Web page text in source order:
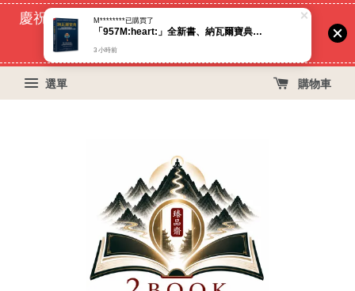
慶祝蝦皮好評過萬！買399免運費, 再立折29元
53天
選單 購物車